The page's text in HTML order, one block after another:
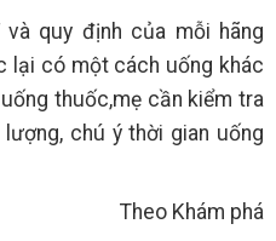
quy định của mỗi hãng
lại có một cách uống khác
thuốc,mẹ cần kiểm tra
chú ý thời gian uống
Theo Khám phá